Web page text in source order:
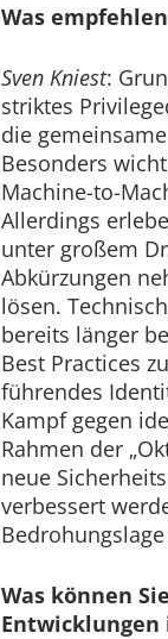
Was
Sven Kniest:
striktes
die
Besonders
Machine-to-
Allerdings
unter großem
Abkürzungen
lösen.
bereits länger
Best Practices
führendes
Kampf gegen
Rahmen der
neue
verbessert
Was können
Entwicklungen